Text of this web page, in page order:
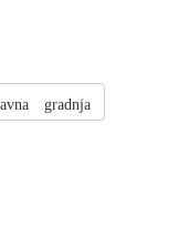
gradnja